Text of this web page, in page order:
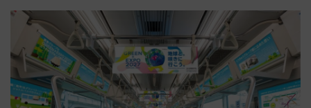
饅」、オムライス専門店「肉と
たまご」新グルメ続々登場！
【2026年8月】
と料金・アクセスを徹底解説
（札幌市）